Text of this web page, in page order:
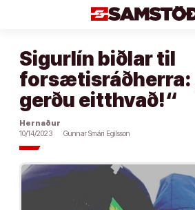
Sigurlín biðlar til
forsætisráðherra:
gerðu eitthvað!“
Hernaður
10/14/2023
Gunnar Smári Egilsson